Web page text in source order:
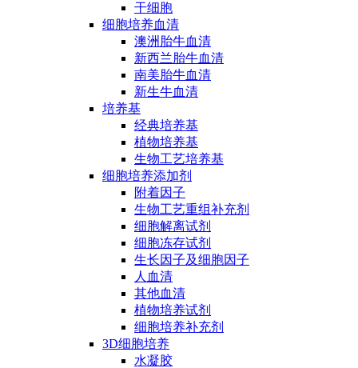
干细胞
细胞培养血清
澳洲胎牛血清
新西兰胎牛血清
南美胎牛血清
新生牛血清
培养基
经典培养基
植物培养基
生物工艺培养基
细胞培养添加剂
附着因子
生物工艺重组补充剂
细胞解离试剂
细胞冻存试剂
生长因子及细胞因子
人血清
其他血清
植物培养试剂
细胞培养补充剂
3D细胞培养
水凝胶